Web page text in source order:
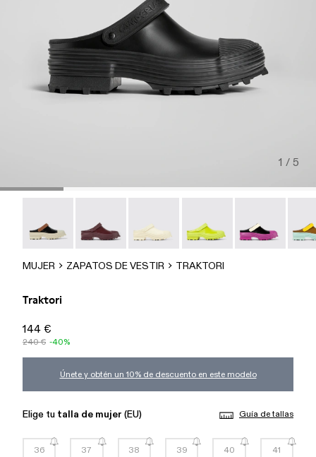
1 / 5
MUJER ZAPATOS DE VESTIR TRAKTORI
Traktori
144 €
240 € -40%
Únete y obtén un 10% de descuento en este modelo
Elige tu talla de mujer (EU) Guía de tallas
36 37 38 39 40 41